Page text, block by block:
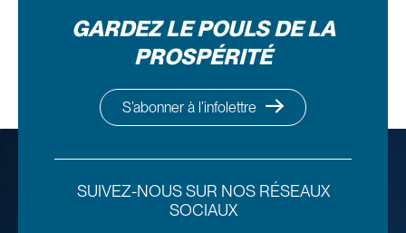
GARDEZ LE POULS DE LA
PROSPÉRITÉ
S’abonner à l’infolettre
SUIVEZ-NOUS SUR NOS RÉSEAUX
SOCIAUX